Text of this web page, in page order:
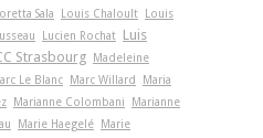
Loretta Sala Louis Chaloult
Louis
Lucien Rochat Luis
Strasbourg
Madeleine
Le Blanc Marc Willard
Maria
Marianne Colombani
Marianne
Marie Haegelé
Marie